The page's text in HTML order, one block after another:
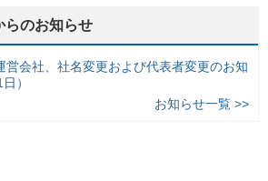
らのお知らせ
営会社、社名変更および代表者変更のお知
）
お知らせ一覧 >>